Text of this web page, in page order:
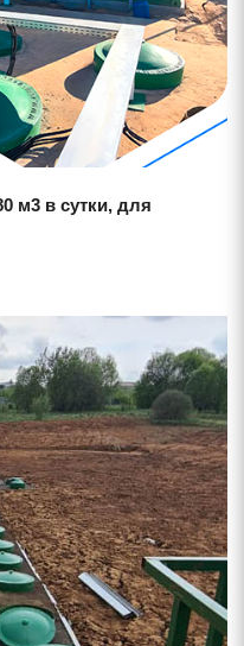
м3 в сутки, для